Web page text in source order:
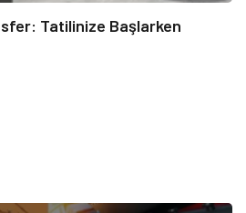
Tatilinize Başlarken